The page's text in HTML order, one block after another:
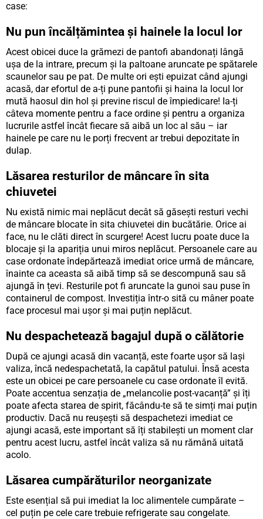
case:
Nu pun încălțămintea și hainele la locul lor
Acest obicei duce la grămezi de pantofi abandonați lângă
ușa de la intrare, precum și la paltoane aruncate pe spătarele
scaunelor sau pe pat. De multe ori ești epuizat când ajungi
acasă, dar efortul de a-ți pune pantofii și haina la locul lor
mută haosul din hol și previne riscul de împiedicare! Ia-ți
câteva momente pentru a face ordine și pentru a organiza
lucrurile astfel încât fiecare să aibă un loc al său – iar
hainele pe care nu le porți frecvent ar trebui depozitate în
dulap.
Lăsarea resturilor de mâncare în sita
chiuvetei
Nu există nimic mai neplăcut decât să găsești resturi vechi
de mâncare blocate în sita chiuvetei din bucătărie. Orice ai
face, nu le clăti direct în scurgere! Acest lucru poate duce la
blocaje și la apariția unui miros neplăcut. Persoanele care au
case ordonate îndepărtează imediat orice urmă de mâncare,
înainte ca aceasta să aibă timp să se descompună sau să
ajungă în țevi. Resturile pot fi aruncate la gunoi sau puse în
containerul de compost. Investiția într-o sită cu mâner poate
face procesul mai ușor și mai puțin neplăcut.
Nu despachetează bagajul după o călătorie
După ce ajungi acasă din vacanță, este foarte ușor să lași
valiza, încă nedespachetată, la capătul patului. Însă acesta
este un obicei pe care persoanele cu case ordonate îl evită.
Poate accentua senzația de „melancolie post-vacanță” și îți
poate afecta starea de spirit, făcându-te să te simți mai puțin
productiv. Dacă nu reușești să despachetezi imediat ce
ajungi acasă, este important să îți stabilești un moment clar
pentru acest lucru, astfel încât valiza să nu rămână uitată
acolo.
Lăsarea cumpărăturilor neorganizate
Este esențial să pui imediat la loc alimentele cumpărate –
cel puțin pe cele care trebuie refrigerate sau congelate.